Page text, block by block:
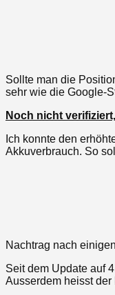
Sollte man die
sehr wie die Google-
Noch nicht
Ich konnte den
Akkuverbrauch. So
Nachtrag nach
Seit dem Update auf
Ausserdem heisst der